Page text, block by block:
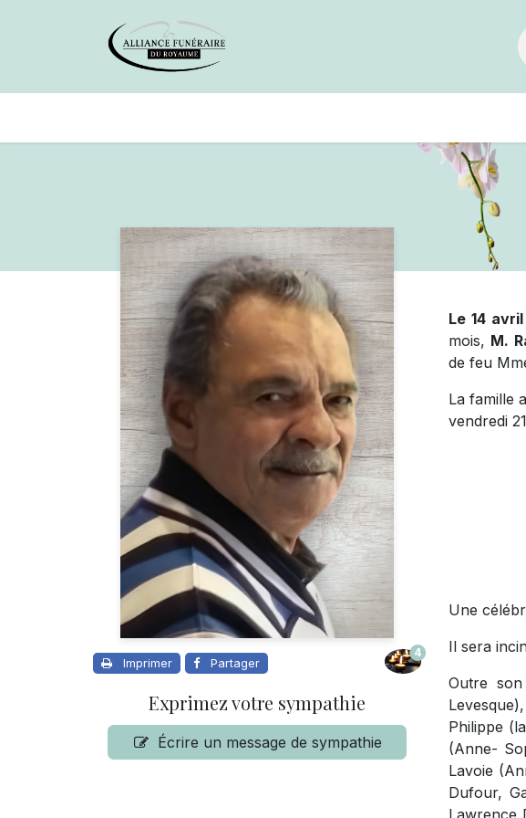
Imprimer Partager
4
Exprimez votre sympathie
Écrire un message de sympathie
Le 14
mois, M.
de feu
La famille
vendredi
Une
Il sera
Outre
Philippe
(Anne-
Lavoie
Dufour,
Lawrence